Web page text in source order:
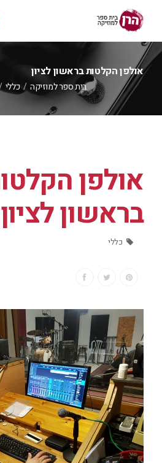
אולפן הקלטות בראשון לציון
בית ספר למוזיקה / כללי
אולפן
בראשון לציון
כללי